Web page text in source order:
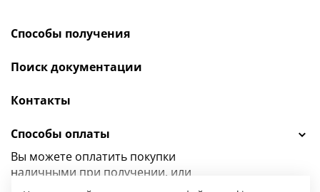
Способы получения
Поиск документации
Контакты
Способы оплаты
Вы можете оплатить покупки
наличными при получении, или
выбрать
другой способ оплаты.